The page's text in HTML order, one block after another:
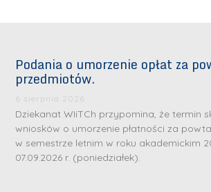
Podania o umorzenie opłat za
przedmiotów.
6 sierpnia 2026
Dziekanat WIiTCh przypomina, że termin
wniosków o umorzenie płatności za
w semestrze letnim w roku akademickim
07.09.2026 r. (poniedziałek).